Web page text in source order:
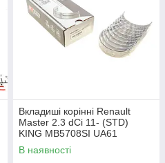
Вкладиші корінні Renault
Master 2.3 dCi 11- (STD)
KING MB5708SI UA61
В наявності